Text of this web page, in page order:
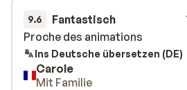
9.6 Fantastisch
Proche des animations
Proche des animations
Ins Deutsche übersetzen (DE)
Carole
Mit Familie